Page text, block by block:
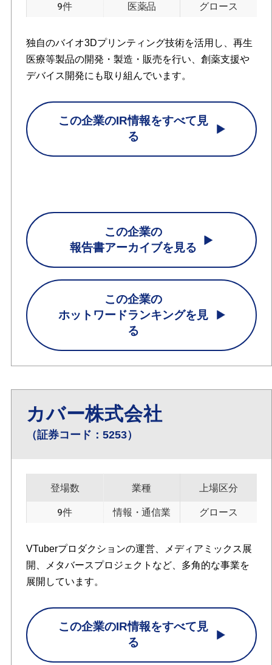
9件 医薬品 グロース
独自のバイオ3Dプリンティング技術を活用し、再生
医療等製品の開発・製造・販売を行い、創薬支援や
デバイス開発にも取り組んでいます。
この企業のIR情報をすべて見
る
この企業の
報告書アーカイブを見る
この企業の
ホットワードランキングを見
る
カバー株式会社
（証券コード：5253）
登場数
9件
業種
情報・通信業
上場区分
グロース
VTuberプロダクションの運営、メディアミックス展
開、メタバースプロジェクトなど、多角的な事業を
展開しています。
この企業のIR情報をすべて見
る